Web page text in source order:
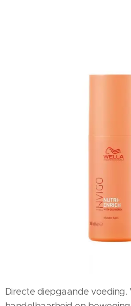
Directe diepgaande voeding.